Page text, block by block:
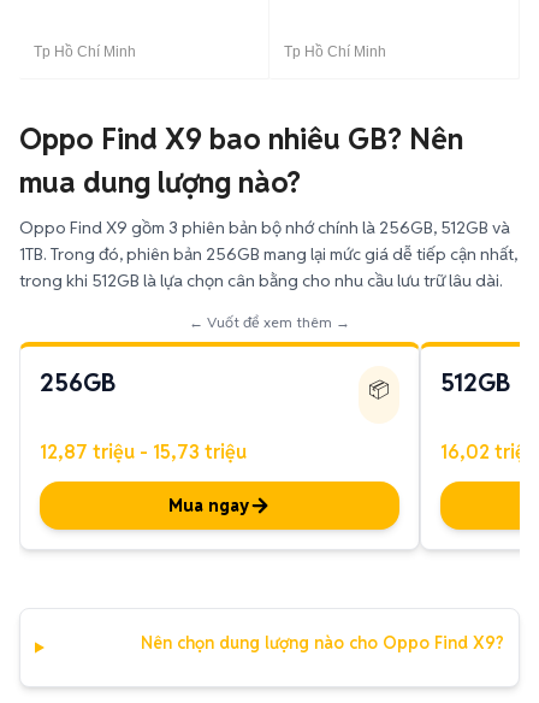
Tp Hồ Chí Minh Tp Hồ Chí Minh
Oppo Find X9 bao nhiêu GB? Nên
mua dung lượng nào?
Oppo Find X9 gồm 3 phiên bản bộ nhớ chính là 256GB, 512GB và
1TB. Trong đó, phiên bản 256GB mang lại mức giá dễ tiếp cận nhất,
trong khi 512GB là lựa chọn cân bằng cho nhu cầu lưu trữ lâu dài.
← Vuốt để xem thêm →
256GB 📦
12,87 triệu - 15,73 triệu
Mua ngay
512GB
16,02
Nên chọn dung lượng nào cho Oppo Find X9?